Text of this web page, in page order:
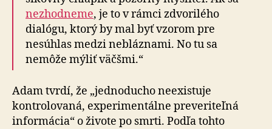
nezhodneme, je to v rámci zdvorilého
dialógu, ktorý by mal byť vzorom pre
nesúhlas medzi nebláznami. No tu sa
nemôže mýliť väčšmi.“
Adam tvrdí, že „jednoducho neexistuje
kontrolovaná, experimentálne preveriteľná
informácia“ o živote po smrti. Podľa tohto